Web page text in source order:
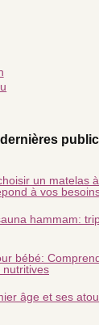
dernières
un matelas
à vos
hammam:
bébé:
nutritives
âge et ses